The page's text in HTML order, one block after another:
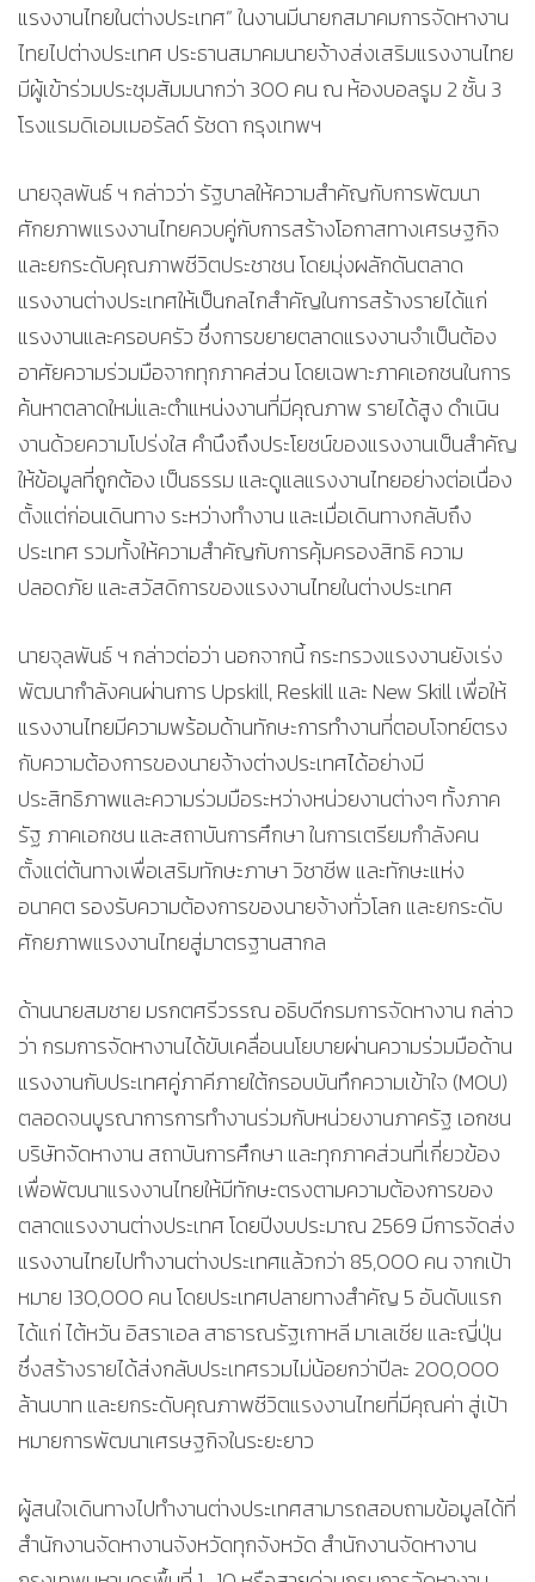
แรงงานไทยในต่างประเทศ” ในงานมีนายกสมาคมการจัดหางาน
ไทยไปต่างประเทศ ประธานสมาคมนายจ้างส่งเสริมแรงงานไทย
มีผู้เข้าร่วมประชุมสัมมนากว่า 300 คน ณ ห้องบอลรูม 2 ชั้น 3
โรงแรมดิเอมเมอรัลด์ รัชดา กรุงเทพฯ
นายจุลพันธ์ ฯ กล่าวว่า รัฐบาลให้ความสำคัญกับการพัฒนา
ศักยภาพแรงงานไทยควบคู่กับการสร้างโอกาสทางเศรษฐกิจ
และยกระดับคุณภาพชีวิตประชาชน โดยมุ่งผลักดันตลาด
แรงงานต่างประเทศให้เป็นกลไกสำคัญในการสร้างรายได้แก่
แรงงานและครอบครัว ซึ่งการขยายตลาดแรงงานจำเป็นต้อง
อาศัยความร่วมมือจากทุกภาคส่วน โดยเฉพาะภาคเอกชนในการ
ค้นหาตลาดใหม่และตำแหน่งงานที่มีคุณภาพ รายได้สูง ดำเนิน
งานด้วยความโปร่งใส คำนึงถึงประโยชน์ของแรงงานเป็นสำคัญ
ให้ข้อมูลที่ถูกต้อง เป็นธรรม และดูแลแรงงานไทยอย่างต่อเนื่อง
ตั้งแต่ก่อนเดินทาง ระหว่างทำงาน และเมื่อเดินทางกลับถึง
ประเทศ รวมทั้งให้ความสำคัญกับการคุ้มครองสิทธิ ความ
ปลอดภัย และสวัสดิการของแรงงานไทยในต่างประเทศ
นายจุลพันธ์ ฯ กล่าวต่อว่า นอกจากนี้ กระทรวงแรงงานยังเร่ง
พัฒนากำลังคนผ่านการ Upskill, Reskill และ New Skill เพื่อให้
แรงงานไทยมีความพร้อมด้านทักษะการทำงานที่ตอบโจทย์ตรง
กับความต้องการของนายจ้างต่างประเทศได้อย่างมี
ประสิทธิภาพและความร่วมมือระหว่างหน่วยงานต่างๆ ทั้งภาค
รัฐ ภาคเอกชน และสถาบันการศึกษา ในการเตรียมกำลังคน
ตั้งแต่ต้นทางเพื่อเสริมทักษะภาษา วิชาชีพ และทักษะแห่ง
อนาคต รองรับความต้องการของนายจ้างทั่วโลก และยกระดับ
ศักยภาพแรงงานไทยสู่มาตรฐานสากล
ด้านนายสมชาย มรกตศรีวรรณ อธิบดีกรมการจัดหางาน กล่าว
ว่า กรมการจัดหางานได้ขับเคลื่อนนโยบายผ่านความร่วมมือด้าน
แรงงานกับประเทศคู่ภาคีภายใต้กรอบบันทึกความเข้าใจ (MOU)
ตลอดจนบูรณาการการทำงานร่วมกับหน่วยงานภาครัฐ เอกชน
บริษัทจัดหางาน สถาบันการศึกษา และทุกภาคส่วนที่เกี่ยวข้อง
เพื่อพัฒนาแรงงานไทยให้มีทักษะตรงตามความต้องการของ
ตลาดแรงงานต่างประเทศ โดยปีงบประมาณ 2569 มีการจัดส่ง
แรงงานไทยไปทำงานต่างประเทศแล้วกว่า 85,000 คน จากเป้า
หมาย 130,000 คน โดยประเทศปลายทางสำคัญ 5 อันดับแรก
ได้แก่ ไต้หวัน อิสราเอล สาธารณรัฐเกาหลี มาเลเซีย และญี่ปุ่น
ซึ่งสร้างรายได้ส่งกลับประเทศรวมไม่น้อยกว่าปีละ 200,000
ล้านบาท และยกระดับคุณภาพชีวิตแรงงานไทยที่มีคุณค่า สู่เป้า
หมายการพัฒนาเศรษฐกิจในระยะยาว
ผู้สนใจเดินทางไปทำงานต่างประเทศสามารถสอบถามข้อมูลได้ที่
สำนักงานจัดหางานจังหวัดทุกจังหวัด สำนักงานจัดหางาน